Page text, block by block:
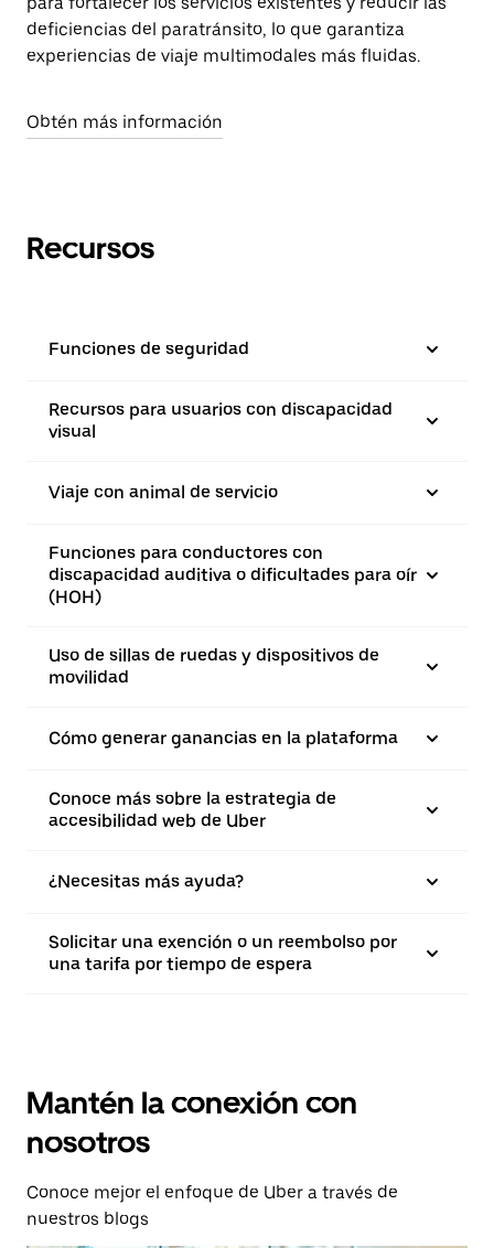
deficiencias del paratránsito, lo que garantiza
experiencias de viaje multimodales más fluidas.
Obtén más información
Recursos
Funciones de seguridad
Recursos para usuarios con discapacidad
visual
Viaje con animal de servicio
Funciones para conductores con
discapacidad auditiva o dificultades para oír
(HOH)
Uso de sillas de ruedas y dispositivos de
movilidad
Cómo generar ganancias en la plataforma
Conoce más sobre la estrategia de
accesibilidad web de Uber
¿Necesitas más ayuda?
Solicitar una exención o un reembolso por
una tarifa por tiempo de espera
Mantén la conexión con
nosotros
Conoce mejor el enfoque de Uber a través de
nuestros blogs